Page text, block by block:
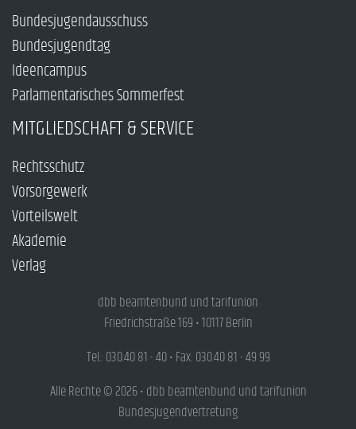
Bundesjugendausschuss
Bundesjugendtag
Ideencampus
Parlamentarisches Sommerfest
MITGLIEDSCHAFT & SERVICE
Rechtsschutz
Vorsorgewerk
Vorteilswelt
Akademie
Verlag
dbb beamtenbund und tarifunion
Friedrichstraße 169 • 10117 Berlin
Tel.: 030.40 81 - 40 • Fax: 030.40 81 - 49 99
Alle Rechte © 2026 • dbb beamtenbund und tarifunion
Bundesjugendvertretung